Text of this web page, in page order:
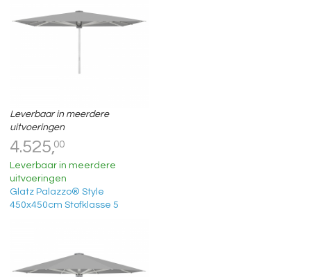
Leverbaar in meerdere
uitvoeringen
4.525,00
Leverbaar in meerdere
uitvoeringen
Glatz Palazzo® Style
450x450cm Stofklasse 5